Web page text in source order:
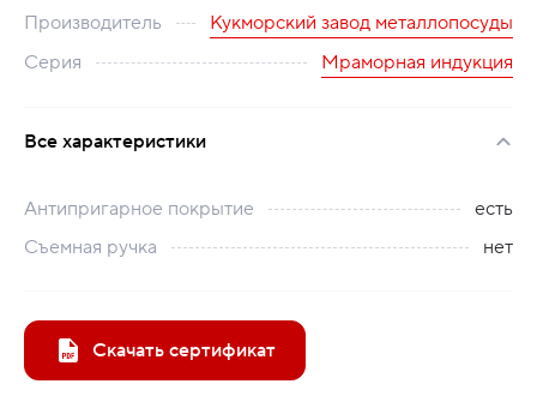
Производитель
Кукморский завод металлопосуды
Серия
Мраморная индукция
Все характеристики
Антипригарное покрытие
есть
Съемная ручка
нет
Скачать сертификат